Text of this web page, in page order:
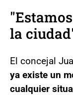
la
El concejal
ya existe un
cualquier